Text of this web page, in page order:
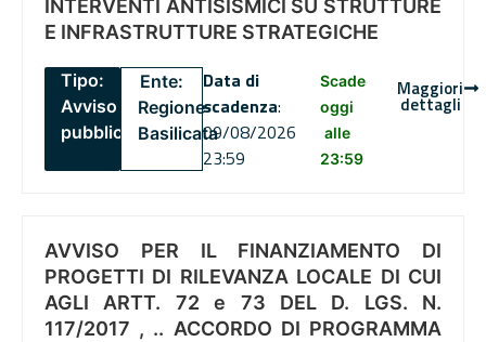
INTERVENTI ANTISISMICI SU STRUTTURE
E INFRASTRUTTURE STRATEGICHE
Tipo:
Avviso
pubblico
Ente:
Regione
Basilicata
Data di
scadenza:
09/08/2026
23:59
Scade
oggi
alle
23:59
Maggiori
dettagli
AVVISO PER IL FINANZIAMENTO DI
PROGETTI DI RILEVANZA LOCALE DI CUI
AGLI ARTT. 72 e 73 DEL D. LGS. N.
117/2017 , .. ACCORDO DI PROGRAMMA